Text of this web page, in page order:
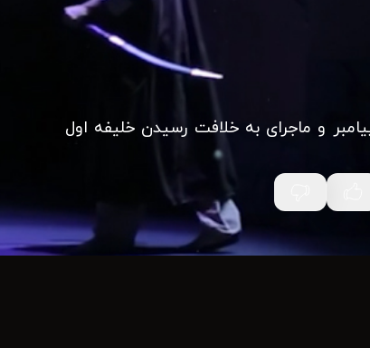
و ماجرای به خلافت رسیدن خلیفه اول